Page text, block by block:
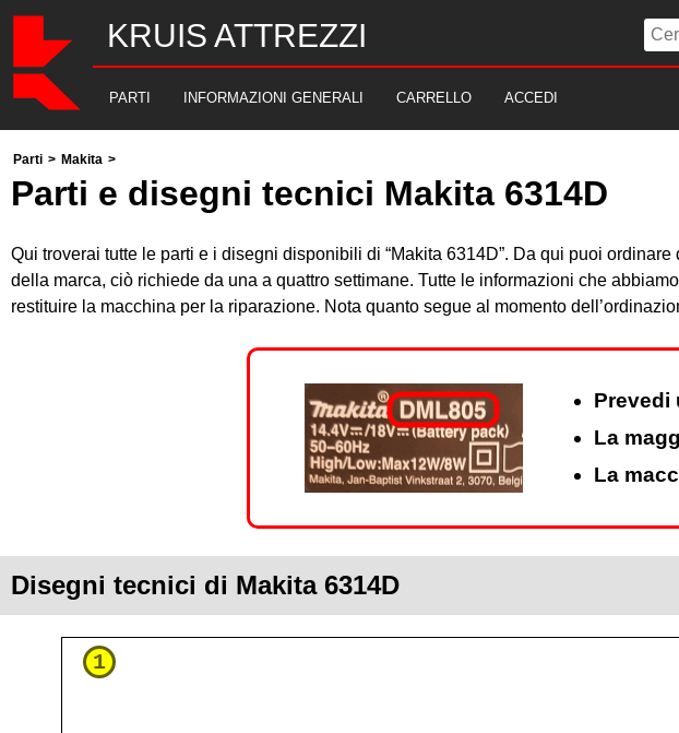
KRUIS ATTREZZI
PARTI INFORMAZIONI GENERALI CARRELLO ACCEDI
Parti > Makita >
Parti e disegni tecnici Makita 6314D
Qui troverai tutte le parti e i disegni disponibili di “Makita 6314D”. Da qui puoi
della marca, ciò richiede da una a quattro settimane. Tutte le informazioni che
restituire la macchina per la riparazione. Nota quanto segue al momento
Prevedi
La
La
Disegni tecnici di Makita 6314D
1